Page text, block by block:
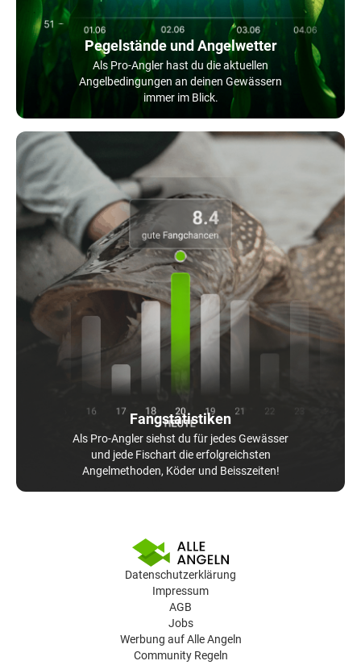
Pegelstände und Angelwetter
Als Pro-Angler hast du die aktuellen
Angelbedingungen an deinen Gewässern
immer im Blick.
Fangstatistiken
Als Pro-Angler siehst du für jedes Gewässer
und jede Fischart die erfolgreichsten
Angelmethoden, Köder und Beisszeiten!
Datenschutzerklärung
Impressum
AGB
Jobs
Werbung auf Alle Angeln
Community Regeln